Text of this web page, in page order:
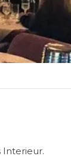
Interieur.